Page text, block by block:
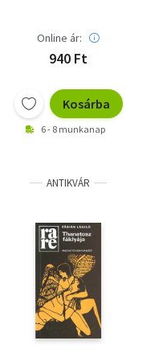
Online ár:
940 Ft
Kosárba
6 - 8 munkanap
ANTIKVÁR